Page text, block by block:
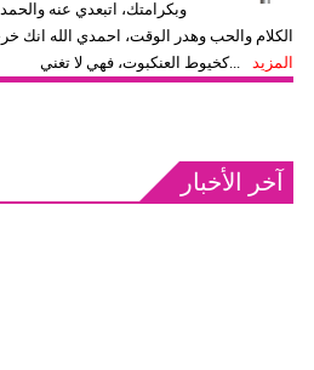
وبكرامتك، اتبعدي عنه
الكلام والحب وهدر الوقت، احمدي الله انك
كخيوط العنكبوت، فهي لا تغني...
المزيد
آخر الأخبار